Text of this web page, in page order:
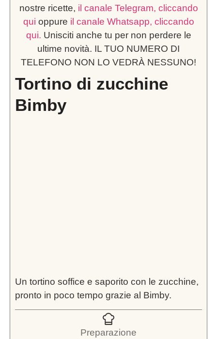
nostre ricette, il canale Telegram, cliccando
qui oppure il canale Whatsapp, cliccando
qui. Unisciti anche tu per non perdere le
ultime novità. IL TUO NUMERO DI
TELEFONO NON LO VEDRÀ NESSUNO!
Tortino di zucchine
Bimby
Un tortino soffice e saporito con le zucchine,
pronto in poco tempo grazie al Bimby.
Preparazione